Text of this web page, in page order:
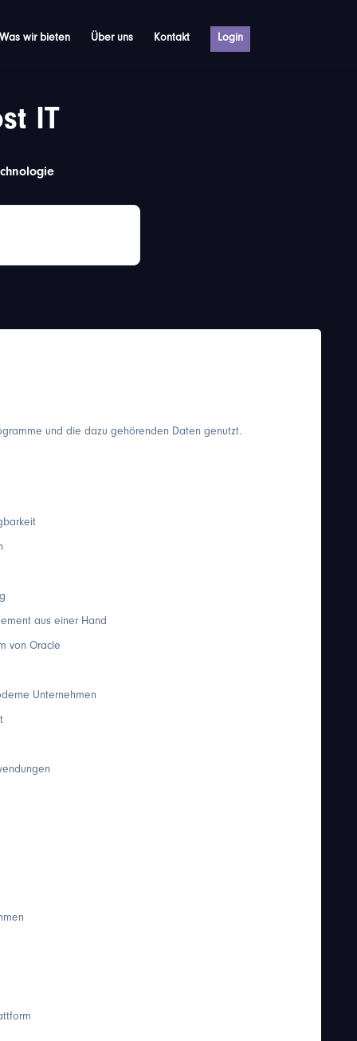
Was wir bieten Über uns Kontakt Login
IT
und die dazu gehörenden Daten genutzt.
aus einer Hand
von Oracle
Unternehmen